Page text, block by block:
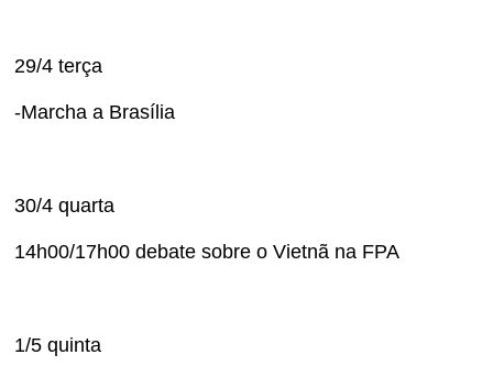
29/4 terça
-Marcha a Brasília
30/4 quarta
14h00/17h00 debate sobre o Vietnã na FPA
1/5 quinta